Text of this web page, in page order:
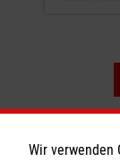
Wir verwenden